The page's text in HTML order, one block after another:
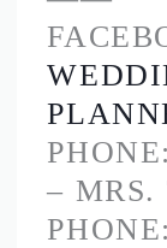
– MRS.